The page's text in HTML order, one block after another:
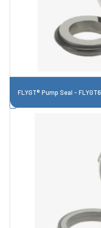
FLYGT® Pump Seal - FLYGT6